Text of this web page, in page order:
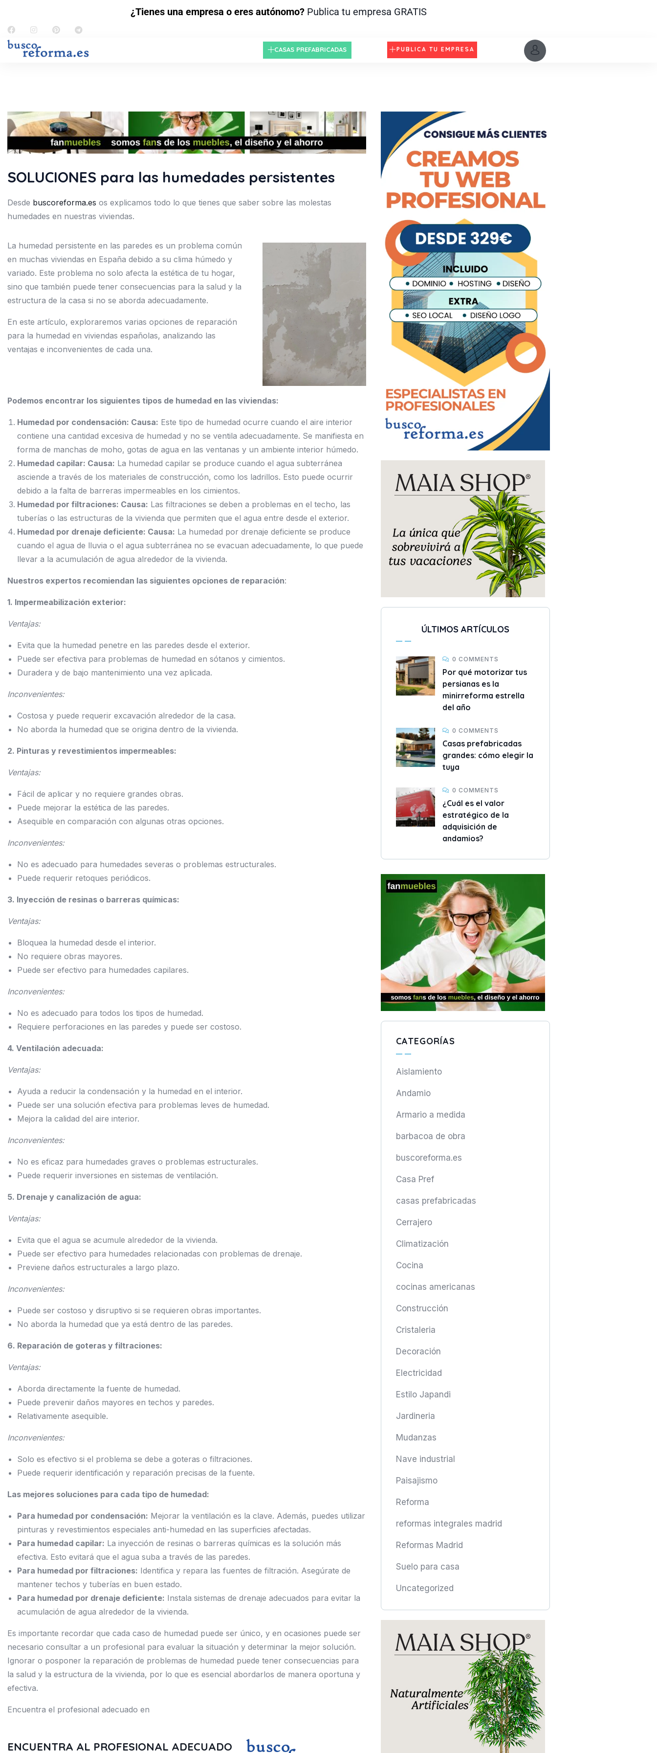
¿Tienes una empresa o eres autónomo? Publica tu empresa GRATIS
CASAS PREFABRICADAS PUBLICA TU EMPRESA
SOLUCIONES para las humedades persistentes
Desde buscoreforma.es os explicamos todo lo que tienes que saber sobre las molestas
humedades en nuestras viviendas.
La humedad persistente en las paredes es un problema común
en muchas viviendas en España debido a su clima húmedo y
variado. Este problema no solo afecta la estética de tu hogar,
sino que también puede tener consecuencias para la salud y la
estructura de la casa si no se aborda adecuadamente.
En este artículo, exploraremos varias opciones de reparación
para la humedad en viviendas españolas, analizando las
ventajas e inconvenientes de cada una.
Podemos encontrar los siguientes tipos de humedad en las viviendas:
Humedad por condensación: Causa: Este tipo de humedad ocurre cuando el aire interior
contiene una cantidad excesiva de humedad y no se ventila adecuadamente. Se manifiesta en
forma de manchas de moho, gotas de agua en las ventanas y un ambiente interior húmedo.
Humedad capilar: Causa: La humedad capilar se produce cuando el agua subterránea
asciende a través de los materiales de construcción, como los ladrillos. Esto puede ocurrir
debido a la falta de barreras impermeables en los cimientos.
Humedad por filtraciones: Causa: Las filtraciones se deben a problemas en el techo, las
tuberías o las estructuras de la vivienda que permiten que el agua entre desde el exterior.
Humedad por drenaje deficiente: Causa: La humedad por drenaje deficiente se produce
cuando el agua de lluvia o el agua subterránea no se evacuan adecuadamente, lo que puede
llevar a la acumulación de agua alrededor de la vivienda.
Nuestros expertos recomiendan las siguientes opciones de reparación:
1. Impermeabilización exterior:
Ventajas:
Evita que la humedad penetre en las paredes desde el exterior.
Puede ser efectiva para problemas de humedad en sótanos y cimientos.
Duradera y de bajo mantenimiento una vez aplicada.
Inconvenientes:
Costosa y puede requerir excavación alrededor de la casa.
No aborda la humedad que se origina dentro de la vivienda.
2. Pinturas y revestimientos impermeables:
Ventajas:
Fácil de aplicar y no requiere grandes obras.
Puede mejorar la estética de las paredes.
Asequible en comparación con algunas otras opciones.
Inconvenientes:
No es adecuado para humedades severas o problemas estructurales.
Puede requerir retoques periódicos.
3. Inyección de resinas o barreras químicas:
Ventajas:
Bloquea la humedad desde el interior.
No requiere obras mayores.
Puede ser efectivo para humedades capilares.
Inconvenientes:
No es adecuado para todos los tipos de humedad.
Requiere perforaciones en las paredes y puede ser costoso.
4. Ventilación adecuada:
Ventajas:
Ayuda a reducir la condensación y la humedad en el interior.
Puede ser una solución efectiva para problemas leves de humedad.
Mejora la calidad del aire interior.
Inconvenientes:
No es eficaz para humedades graves o problemas estructurales.
Puede requerir inversiones en sistemas de ventilación.
5. Drenaje y canalización de agua:
Ventajas:
Evita que el agua se acumule alrededor de la vivienda.
Puede ser efectivo para humedades relacionadas con problemas de drenaje.
Previene daños estructurales a largo plazo.
Inconvenientes:
Puede ser costoso y disruptivo si se requieren obras importantes.
No aborda la humedad que ya está dentro de las paredes.
6. Reparación de goteras y filtraciones:
Ventajas:
Aborda directamente la fuente de humedad.
Puede prevenir daños mayores en techos y paredes.
Relativamente asequible.
Inconvenientes:
Solo es efectivo si el problema se debe a goteras o filtraciones.
Puede requerir identificación y reparación precisas de la fuente.
Las mejores soluciones para cada tipo de humedad:
Para humedad por condensación: Mejorar la ventilación es la clave. Además, puedes utilizar
pinturas y revestimientos especiales anti-humedad en las superficies afectadas.
Para humedad capilar: La inyección de resinas o barreras químicas es la solución más
efectiva. Esto evitará que el agua suba a través de las paredes.
Para humedad por filtraciones: Identifica y repara las fuentes de filtración. Asegúrate de
mantener techos y tuberías en buen estado.
Para humedad por drenaje deficiente: Instala sistemas de drenaje adecuados para evitar la
acumulación de agua alrededor de la vivienda.
Es importante recordar que cada caso de humedad puede ser único, y en ocasiones puede ser
necesario consultar a un profesional para evaluar la situación y determinar la mejor solución.
Ignorar o posponer la reparación de problemas de humedad puede tener consecuencias para
la salud y la estructura de la vivienda, por lo que es esencial abordarlos de manera oportuna y
efectiva.
Encuentra el profesional adecuado en
ENCUENTRA AL PROFESIONAL ADECUADO
ÚLTIMOS ARTÍCULOS
0 COMMENTS
Por qué motorizar tus
persianas es la
minirreforma estrella
del año
0 COMMENTS
Casas prefabricadas
grandes: cómo elegir la
tuya
0 COMMENTS
¿Cuál es el valor
estratégico de la
adquisición de
andamios?
CATEGORÍAS
Aislamiento
Andamio
Armario a medida
barbacoa de obra
buscoreforma.es
Casa Pref
casas prefabricadas
Cerrajero
Climatización
Cocina
cocinas americanas
Construcción
Cristaleria
Decoración
Electricidad
Estilo Japandi
Jardineria
Mudanzas
Nave industrial
Paisajismo
Reforma
reformas integrales madrid
Reformas Madrid
Suelo para casa
Uncategorized